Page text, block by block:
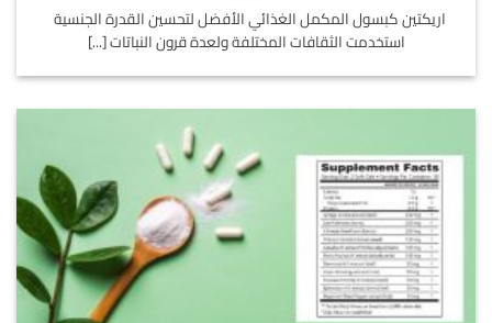
اريكتين كبسول المكمل الغذائي الأفضل لتحسين القدرة الجنسية
استخدمت الثقافات المختلفة ولعدة قرون النباتات [...]